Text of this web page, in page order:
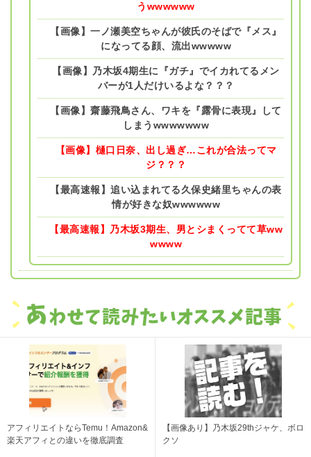
うwwwwww
【画像】一ノ瀬美空ちゃんが彼氏のそばで『メス』
になってる顔、流出wwwww
【画像】乃木坂4期生に『ガチ』でイカれてるメン
バーが1人だけいるよな？？？
【画像】齋藤飛鳥さん、ワキを『露骨に表現』して
しまうwwwwwww
【画像】樋口日奈、出し過ぎ…これが合法ってマ
ジ？？？
【最高速報】追い込まれてる久保史緒里ちゃんの表
情が好きな奴wwwwww
【最高速報】乃木坂3期生、男とシまくってて草ww
wwww
アフィリエイトならTemu！Amazon&
楽天アフィとの違いを徹底調査
【画像あり】乃木坂29thジャケ、ボロ
クソ